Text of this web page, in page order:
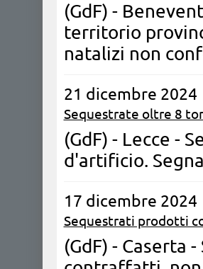
(GdF) -
territorio
natalizi non
21 dicembre 2024
Sequestrate oltre 8
(GdF) - Lecce -
d'artificio.
17 dicembre 2024
Sequestrati prodotti
(GdF) - Caserta